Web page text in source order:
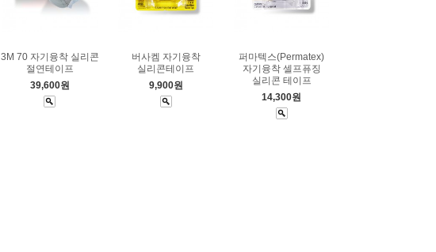
3M 70 자기융착 실리콘
절연테이프
39,600원
버사켐 자기융착
실리콘테이프
9,900원
퍼마텍스(Permatex)
자기융착 셀프퓨징
실리콘 테이프
14,300원